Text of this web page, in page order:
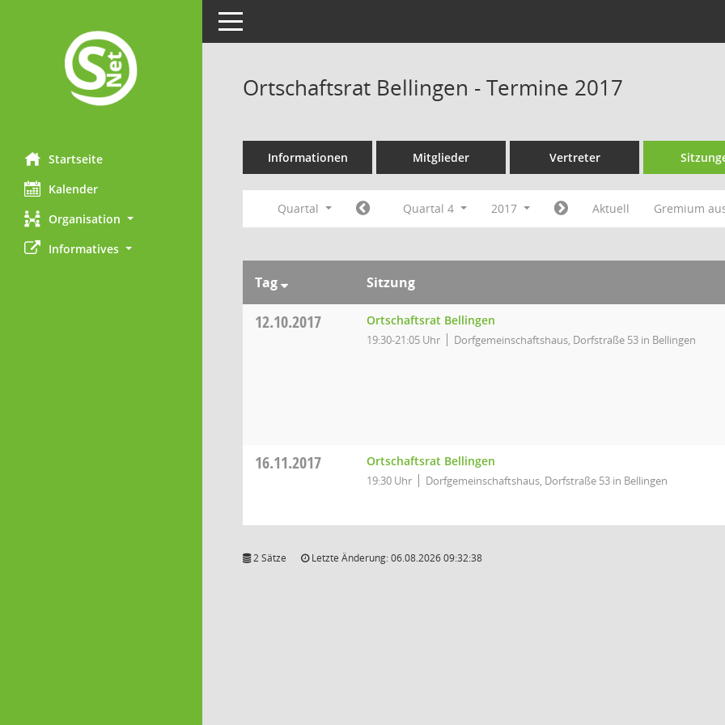
Startseite
Kalender
Organisation
Informatives
Toggle navigation
Ortschaftsrat Bellingen - Termine 2017
Informationen Mitglieder Vertreter
Quartal Quartal 4 2017 Aktuell Gremium
Tag Sitzung
12.10.2017 Ortschaftsrat Bellingen
19:30-21:05 Uhr Dorfgemeinschaftshaus, Dorfstraße 53 in Bellingen
16.11.2017 Ortschaftsrat Bellingen
19:30 Uhr Dorfgemeinschaftshaus, Dorfstraße 53 in Bellingen
2 Sätze Letzte Änderung: 06.08.2026 09:32:38